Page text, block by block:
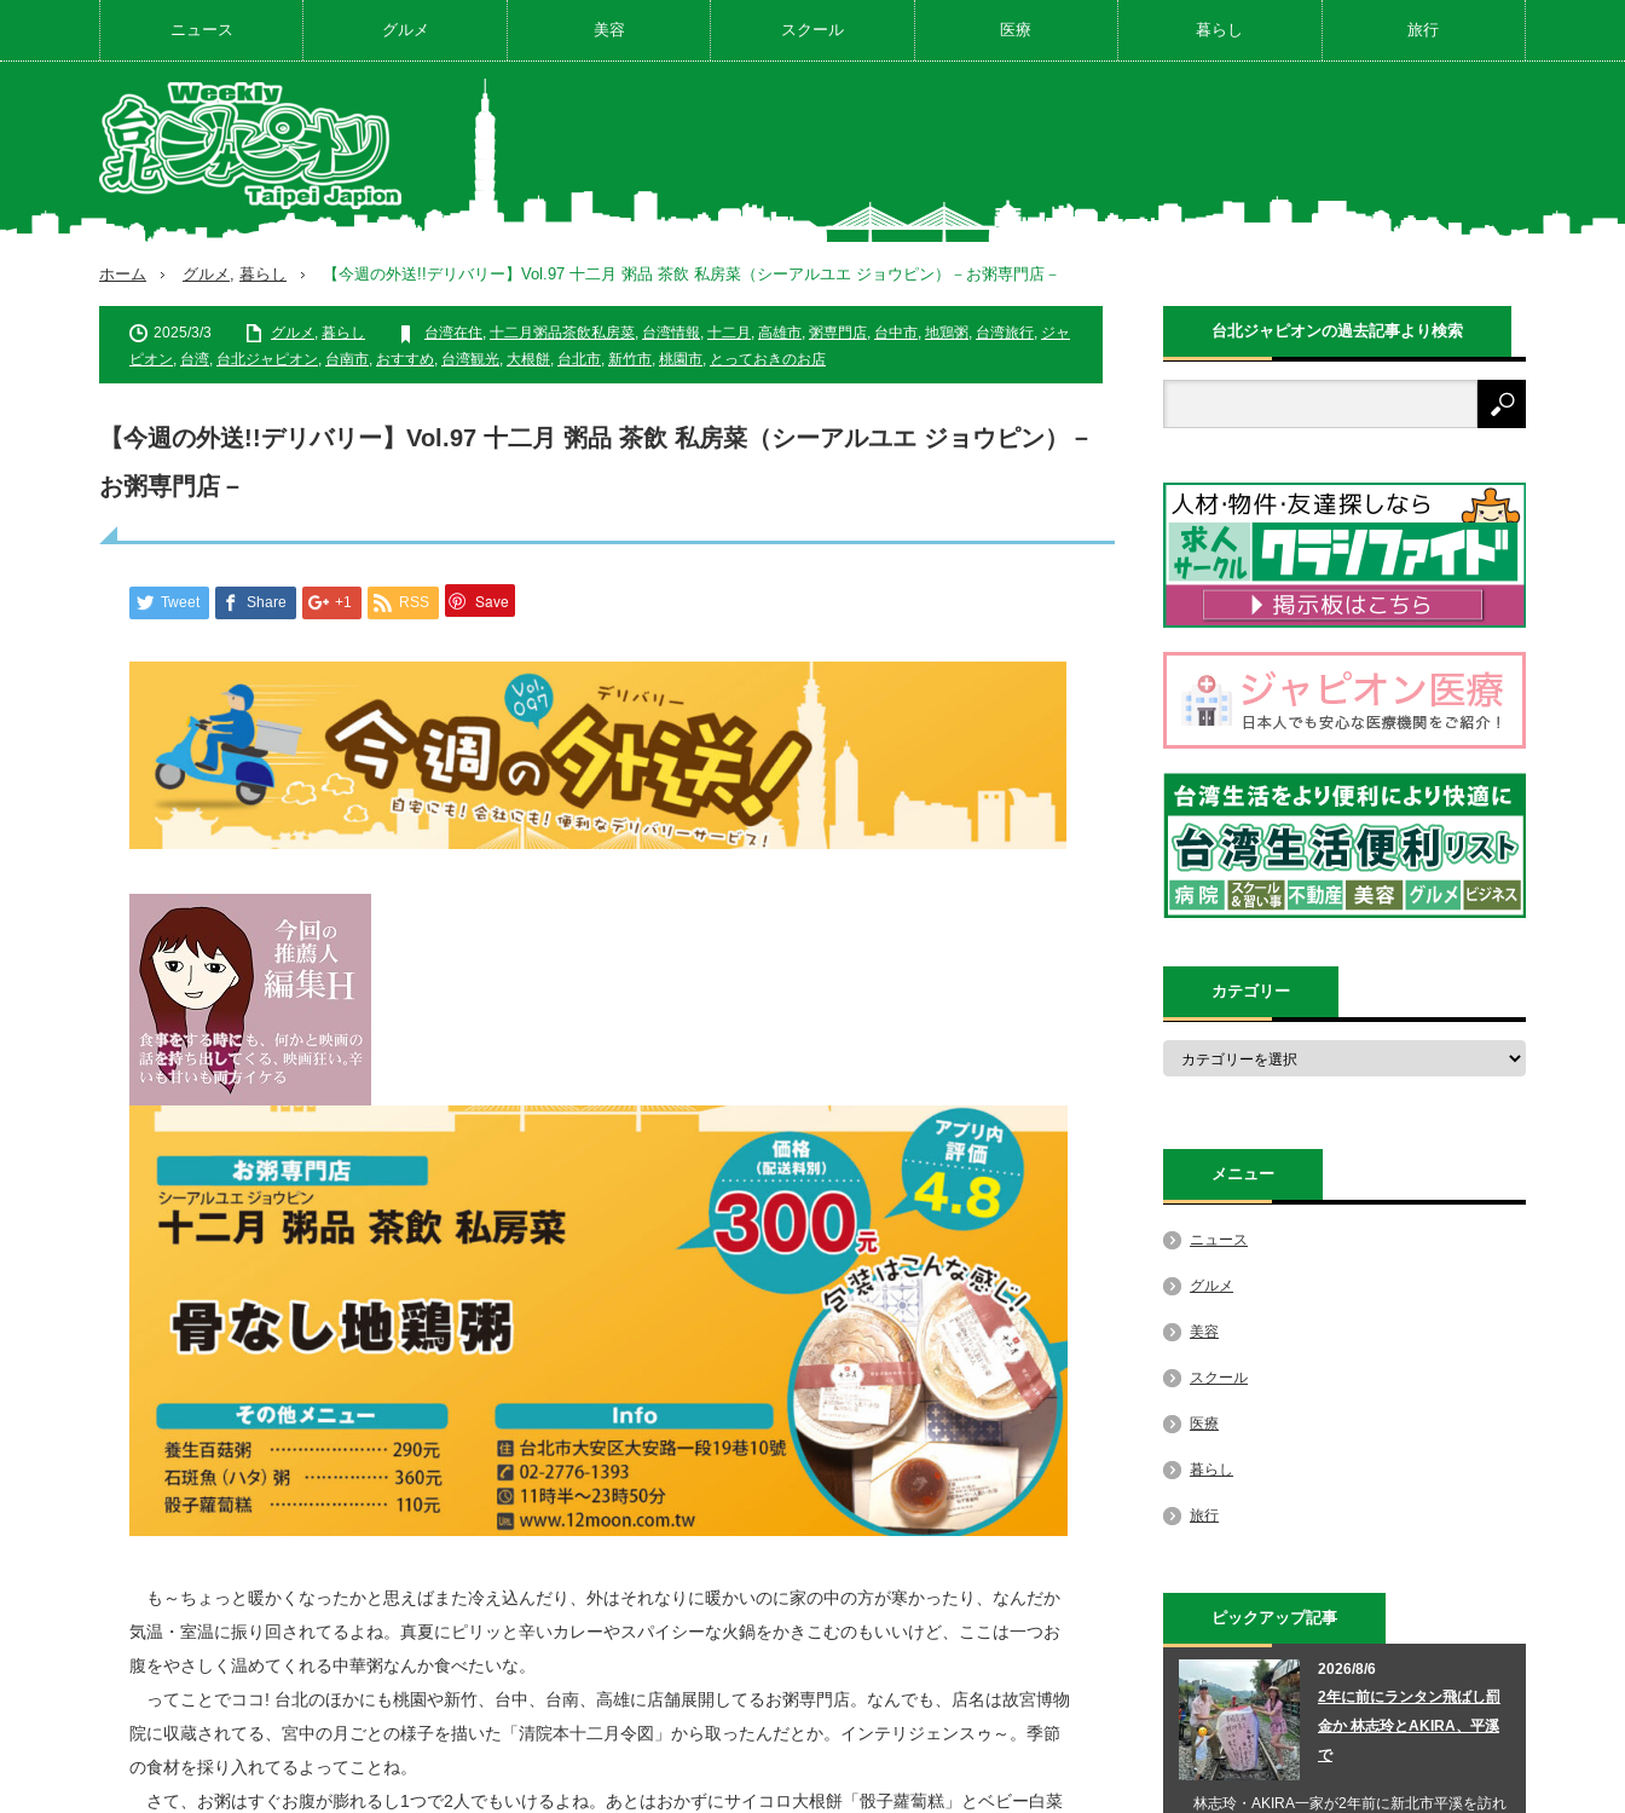
ニュース グルメ 美容 スクール 医療 暮らし 旅行
ホーム グルメ , 暮らし 【今週の外送!!デリバリー】Vol.97 十二月 粥品 茶飲 私房菜（シーアルユエ ジョウピン）－お粥専門店－
2025/3/3 グルメ , 暮らし 台湾在住, 十二月粥品茶飲私房菜, 台湾情報, 十二月 , 高雄市, 粥専門店, 台中市, 地鶏粥, 台湾旅行, ジャ
ピオン, 台湾, 台北ジャピオン, 台南市, おすすめ, 台湾観光, 大根餅, 台北市, 新竹市, 桃園市, とっておきのお店
【今週の外送!!デリバリー】Vol.97 十二月 粥品 茶飲 私房菜（シーアルユエ ジョウピン）－
お粥専門店－
Tweet Share +1 RSS Save
も～ちょっと暖かくなったかと思えばまた冷え込んだり、外はそれなりに暖かいのに家の中の方が寒かったり、なんだか
気温・室温に振り回されてるよね。真夏にピリッと辛いカレーやスパイシーな火鍋をかきこむのもいいけど、ここは一つお
腹をやさしく温めてくれる中華粥なんか食べたいな。
ってことでココ! 台北のほかにも桃園や新竹、台中、台南、高雄に店舗展開してるお粥専門店。なんでも、店名は故宮博物
院に収蔵されてる、宮中の月ごとの様子を描いた「清院本十二月令図」から取ったんだとか。インテリジェンスゥ～。季節
の食材を採り入れてるよってことね。
さて、お粥はすぐお腹が膨れるし1つで2人でもいけるよね。あとはおかずにサイコロ大根餅「骰子蘿蔔糕」とベビー白菜
台北ジャピオンの過去記事より検索
カテゴリー
メニュー
ニュース
グルメ
美容
スクール
医療
暮らし
旅行
ピックアップ記事
2026/8/6
2年に前にランタン飛ばし罰
金か 林志玲とAKIRA、平溪
で
林志玲・AKIRA一家が2年前に新北市平溪を訪れ